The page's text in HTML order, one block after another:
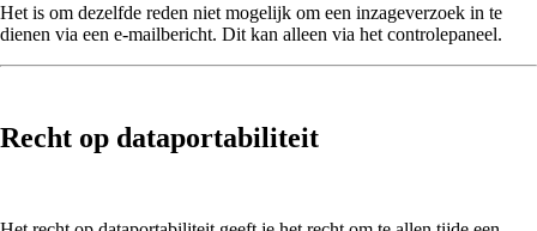
Het is om dezelfde reden niet mogelijk om een inzageverzoek in te
dienen via een e-mailbericht. Dit kan alleen via het controlepaneel.
Recht op dataportabiliteit